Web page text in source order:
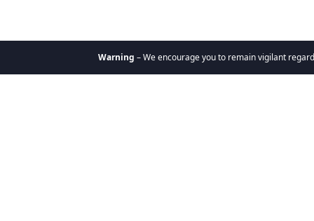
Warning– We encourage you to remain vigilant